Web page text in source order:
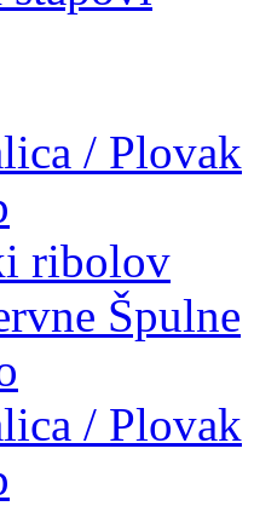
/ Plovak
ribolov
Špulne
/ Plovak